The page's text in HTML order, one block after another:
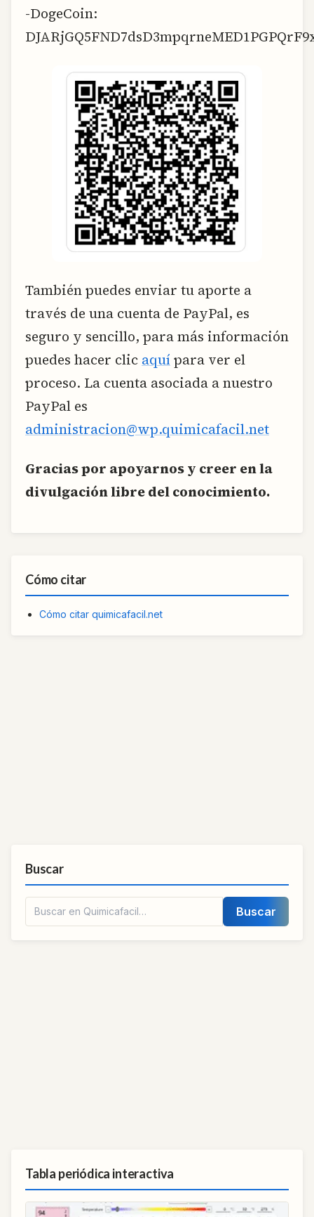
-DogeCoin:
También puedes enviar tu aporte a
través de una cuenta de PayPal, es
seguro y sencillo, para más información
puedes hacer clic aquí para ver el
proceso. La cuenta asociada a nuestro
PayPal es
administracion@wp.quimicafacil.net
Gracias por apoyarnos y creer en la
divulgación libre del conocimiento.
Cómo citar
Cómo citar quimicafacil.net
Buscar
Buscar
Tabla periódica interactiva